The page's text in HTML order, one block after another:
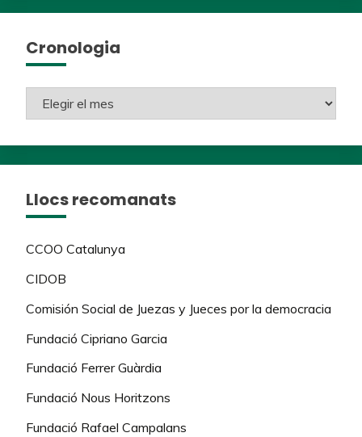
Cronologia
Llocs recomanats
CCOO Catalunya
CIDOB
Comisión Social de Juezas y Jueces por la democracia
Fundació Cipriano Garcia
Fundació Ferrer Guàrdia
Fundació Nous Horitzons
Fundació Rafael Campalans